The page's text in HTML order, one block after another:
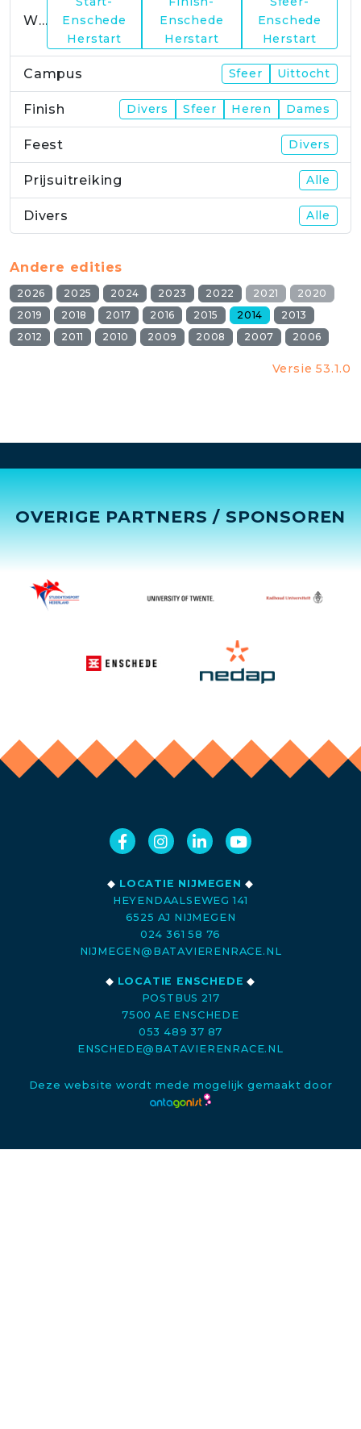
WP23
Enschede
Herstart
Enschede
Herstart
Enschede
Herstart
Campus Sfeer Uittocht
Finish Divers Sfeer Heren Dames
Feest Divers
Prijsuitreiking Alle
Divers Alle
Andere edities
2026 2025 2024 2023 2022 2021
2020
2019
2018 2017 2016 2015 2014
2013
2012
2011 2010 2009 2008 2007 2006
Versie 53.1.0
OVERIGE PARTNERS / SPONSOREN
◆ LOCATIE NIJMEGEN ◆
HEYENDAALSEWEG 141
6525 AJ NIJMEGEN
024 361 58 76
NIJMEGEN@BATAVIERENRACE.NL
◆ LOCATIE ENSCHEDE ◆
POSTBUS 217
7500 AE ENSCHEDE
053 489 37 87
ENSCHEDE@BATAVIERENRACE.NL
Deze website wordt mede mogelijk gemaakt door